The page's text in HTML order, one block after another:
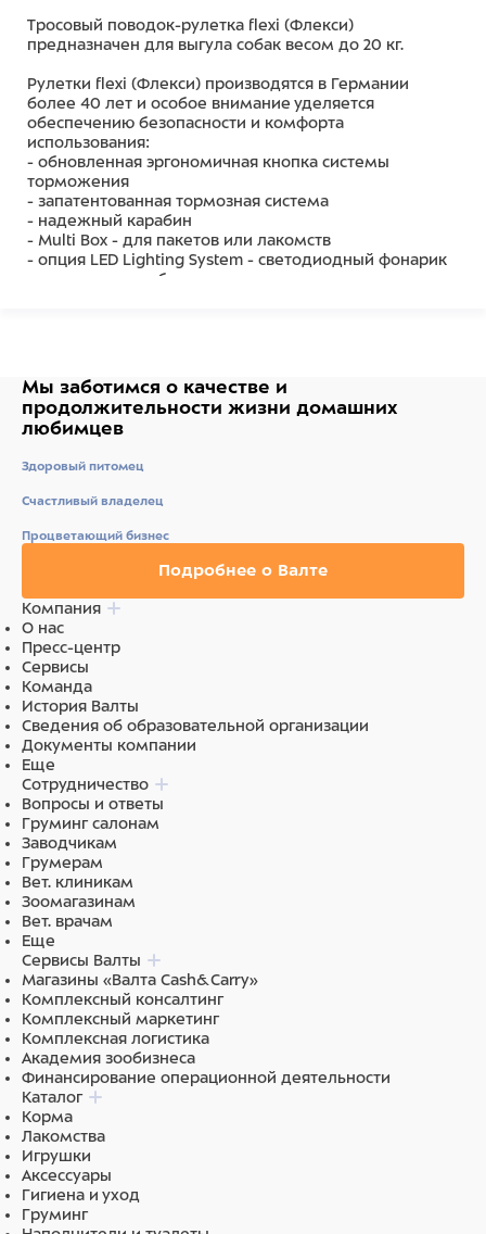
Тросовый поводок-рулетка flexi (Флекси)
предназначен для выгула собак весом до 20 кг.
Рулетки flexi (Флекси) производятся в Германии
более 40 лет и особое внимание уделяется
обеспечению безопасности и комфорта
использования:
- обновленная эргономичная кнопка системы
торможения
- запатентованная тормозная система
- надежный карабин
- Multi Box - для пакетов или лакомств
- опция LED Lighting System - светодиодный фонарик
для повышения безопасности в темноте
выполнен из ударопрочного пластика.
Рулетка очень легка в применении, принесет вам
еще большую радость от моментов, проведенных с
Длина 8 м, цвет синий.
Мы заботимся о качестве и
продолжительности жизни домашних
любимцев
Здоровый питомец
Счастливый владелец
Процветающий бизнес
Подробнее о Валте
Компания
О нас
Пресс-центр
Сервисы
Команда
История Валты
Сведения об образовательной организации
Документы компании
Еще
Сотрудничество
Вопросы и ответы
Груминг салонам
Заводчикам
Грумерам
Вет. клиникам
Зоомагазинам
Вет. врачам
Еще
Сервисы Валты
Магазины «Валта Cash&Carry»
Комплексный консалтинг
Комплексный маркетинг
Комплексная логистика
Академия зообизнеса
Финансирование операционной деятельности
Каталог
Корма
Лакомства
Игрушки
Аксессуары
Гигиена и уход
Груминг